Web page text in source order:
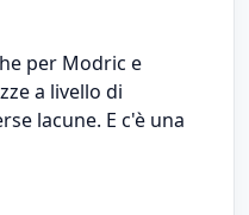
per Modric e
a livello di
lacune. E c'è una